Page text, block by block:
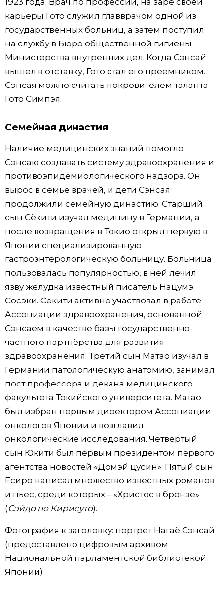
карьеры Гото служил главврачом одной из
государственных больниц, а затем поступил
на службу в Бюро общественной гигиены
Министерства внутренних дел. Когда Сэнсай
вышел в отставку, Гото стал его преемником.
Сэнсая можно считать покровителем таланта
Гото Симпэя.
Семейная династия
Наличие медицинских знаний помогло
Сэнсаю создавать систему здравоохранения и
противоэпидемиологического надзора. Он
вырос в семье врачей, и дети Сэнсая
продолжили семейную династию. Старший
сын Сёкити изучал медицину в Германии, а
после возвращения в Токио открыл первую в
Японии специализированную
гастроэнтерологическую больницу. Больница
пользовалась популярностью, в ней лечил
язву желудка известный писатель Нацумэ
Сосэки. Сёкити активно участвовал в работе
Ассоциации здравоохранения, основанной
Сэнсаем в качестве базы государственно-
частного партнёрства для развития
здравоохранения. Третий сын Матао изучал в
Германии патологическую анатомию, занимал
пост профессора и декана медицинского
факультета Токийского университета. Матао
был избран первым директором Ассоциации
онкологов Японии и возглавил
онкологические исследования. Четвёртый
сын Юкити был первым президентом первого
агентства новостей «Домэй цусин». Пятый сын
Ёсиро написал множество известных романов
и пьес, среди которых – «Христос в бронзе»
(Сэйдо но Кирисуто).
Фотография к заголовку: портрет Нагаё Сэнсай
(предоставлено цифровым архивом
Национальной парламентской библиотекой
Японии)